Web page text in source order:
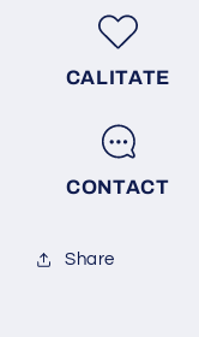
CALITATE
CONTACT
Share